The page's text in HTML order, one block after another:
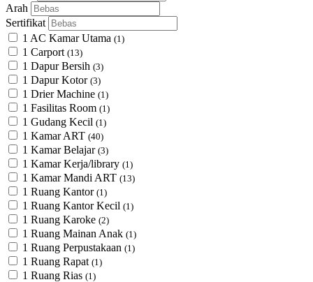
Arah
Sertifikat
1 AC Kamar Utama (1)
1 Carport (13)
1 Dapur Bersih (3)
1 Dapur Kotor (3)
1 Drier Machine (1)
1 Fasilitas Room (1)
1 Gudang Kecil (1)
1 Kamar ART (40)
1 Kamar Belajar (3)
1 Kamar Kerja/library (1)
1 Kamar Mandi ART (13)
1 Ruang Kantor (1)
1 Ruang Kantor Kecil (1)
1 Ruang Karoke (2)
1 Ruang Mainan Anak (1)
1 Ruang Perpustakaan (1)
1 Ruang Rapat (1)
1 Ruang Rias (1)